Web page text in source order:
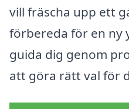
vill fräscha upp ett
förbereda för en ny
guida dig genom
att göra rätt val för